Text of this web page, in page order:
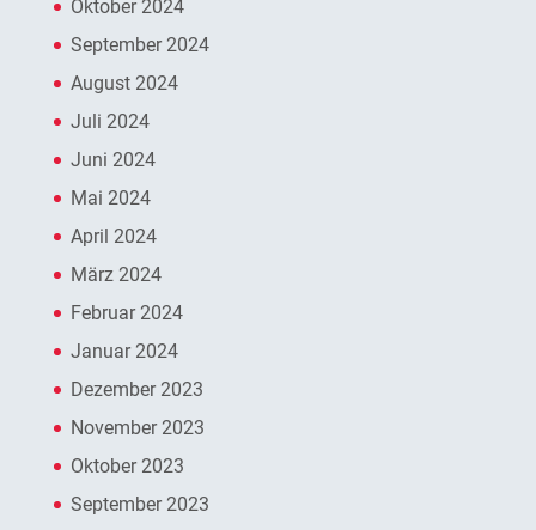
Oktober 2024
September 2024
August 2024
Juli 2024
Juni 2024
Mai 2024
April 2024
März 2024
Februar 2024
Januar 2024
Dezember 2023
November 2023
Oktober 2023
September 2023